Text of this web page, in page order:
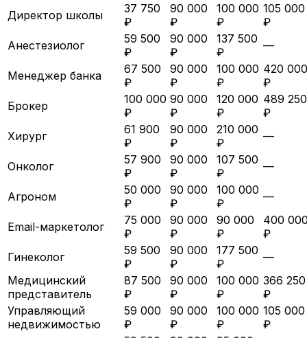
Директор школы
37 750
₽
90 000
₽
100 000
₽
105 000
₽
Анестезиолог
59 500
₽
90 000
₽
137 500
₽
—
Менеджер банка
67 500
₽
90 000
₽
100 000
₽
420 000
₽
Брокер
100 000
₽
90 000
₽
120 000
₽
489 250
₽
Хирург
61 900
₽
90 000
₽
210 000
₽
—
Онколог
57 900
₽
90 000
₽
107 500
₽
—
Агроном
50 000
₽
90 000
₽
100 000
₽
—
Email-маркетолог
75 000
₽
90 000
₽
90 000
₽
400
₽
Гинеколог
59 500
₽
90 000
₽
177 500
₽
—
Медицинский
представитель
87 500
₽
90 000
₽
100 000
₽
366 250
₽
Управляющий
недвижимостью
59 000
₽
90 000
₽
100 000
₽
105 000
₽